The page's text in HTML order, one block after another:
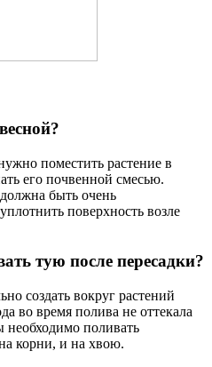
поместить растение в
его почвенной смесью.
быть очень
поверхность возле
тую после пересадки?
создать вокруг растений
во время полива не оттекала
необходимо поливать
корни, и на хвою.